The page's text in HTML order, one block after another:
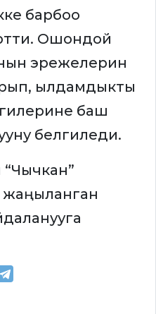
барбоо
Ошондой
эрежелерин
ылдамдыкты
баш
белгиледи.
жаңыланган